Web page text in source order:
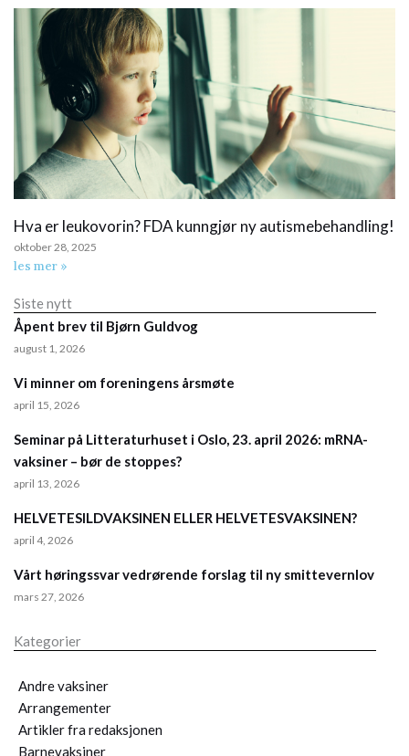
Siste nytt
Åpent brev til Bjørn Guldvog
august 1, 2026
Vi minner om foreningens årsmøte
april 15, 2026
Seminar på Litteraturhuset i Oslo, 23. april 2026: mRNA-
vaksiner – bør de stoppes?
april 13, 2026
HELVETESILDVAKSINEN ELLER HELVETESVAKSINEN?
april 4, 2026
Vårt høringssvar vedrørende forslag til ny smittevernlov
mars 27, 2026
Kategorier
Andre vaksiner
Arrangementer
Artikler fra redaksjonen
Barnevaksiner
Hva er leukovorin? FDA kunngjør ny autismebehandling!
oktober 28, 2025
les mer »